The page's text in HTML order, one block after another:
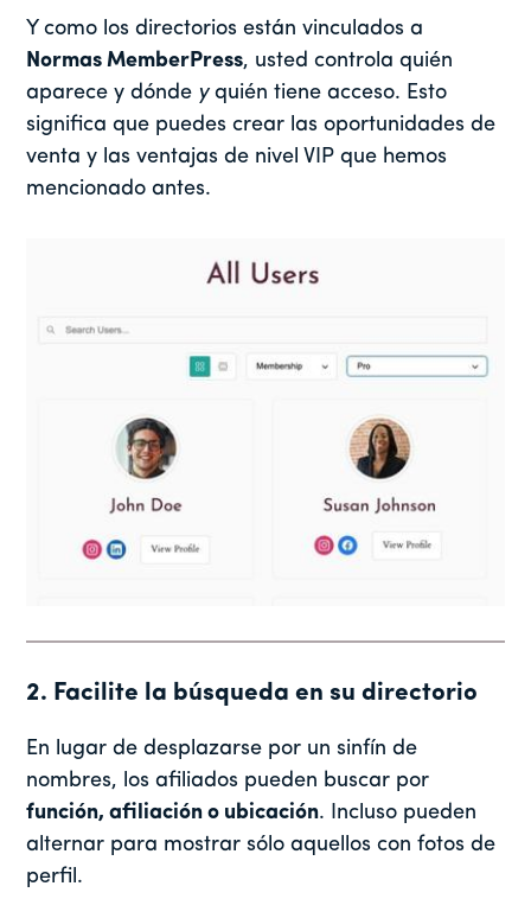
Y como los directorios están vinculados a
Normas MemberPress, usted controla quién
aparece y dónde yquién tiene acceso. Esto
significa que puedes crear las oportunidades de
venta y las ventajas de nivel VIP que hemos
mencionado antes.
2. Facilite la búsqueda en su directorio
En lugar de desplazarse por un sinfín de
nombres, los afiliados pueden buscar por
función, afiliación o ubicación. Incluso pueden
alternar para mostrar sólo aquellos con fotos de
perfil.